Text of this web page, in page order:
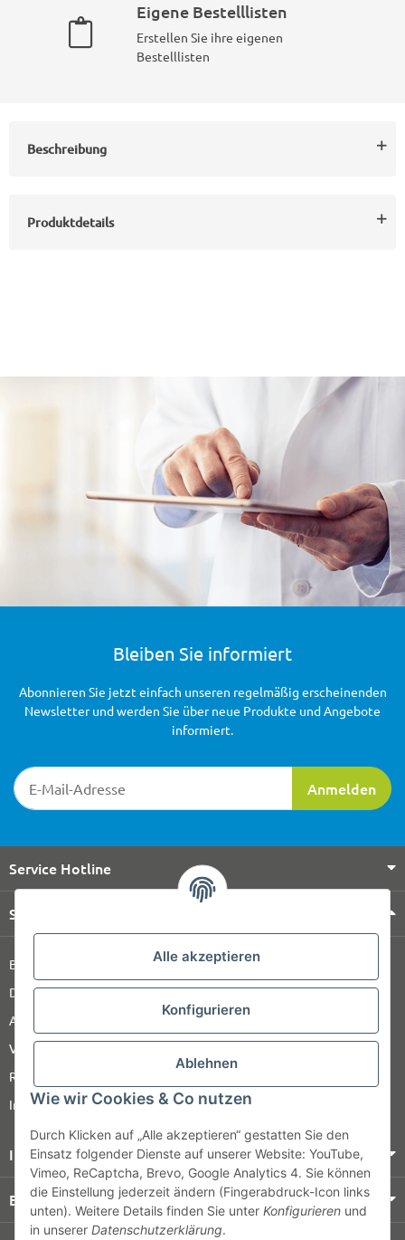
Alle akzeptieren
Konfigurieren
Ablehnen
Wie wir Cookies & Co nutzen
Durch Klicken auf „Alle akzeptieren“ gestatten Sie den
Einsatz folgender Dienste auf unserer Website: YouTube,
Vimeo, ReCaptcha, Brevo, Google Analytics 4. Sie können
die Einstellung jederzeit ändern (Fingerabdruck-Icon links
unten). Weitere Details finden Sie unter Konfigurieren und
in unserer Datenschutzerklärung.
Eigene Bestelllisten
Erstellen Sie ihre eigenen
Bestelllisten
Beschreibung
Produktdetails
Bleiben Sie informiert
Newsletter-Registrierung
Anmelden
Abonnieren Sie jetzt einfach unseren regelmäßig erscheinenden
Newsletter und werden Sie über neue Produkte und Angebote
informiert.
Service Hotline
Shop Service
Barrierefreiheitserklärung
Datenschutz
AGB
Versandinformationen
Retour
Impressum
Informationen
Bezahlung & Versand